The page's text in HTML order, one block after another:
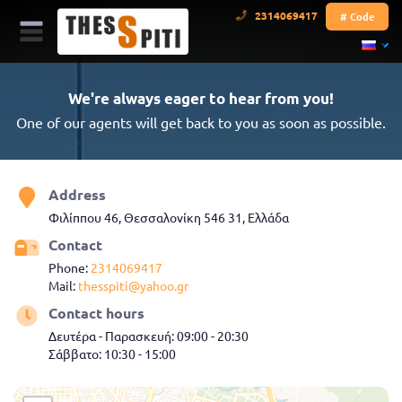
2314069417 # Code
We're always eager to hear from you!
One of our agents will get back to you as soon as possible.
Address
Φιλίππου 46, Θεσσαλονίκη 546 31, Ελλάδα
Contact
Phone: 2314069417
Mail: thesspiti@yahoo.gr
Contact hours
Δευτέρα - Παρασκευή: 09:00 - 20:30
Σάββατο: 10:30 - 15:00